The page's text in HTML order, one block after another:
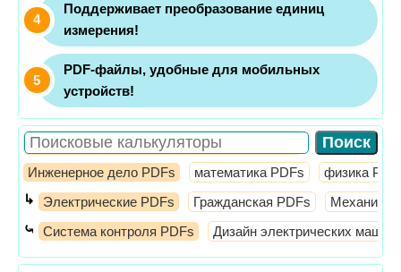
Поддерживает преобразование единиц
измерения!
PDF-файлы, удобные для мобильных
устройств!
Инженерное дело PDFs математика PDFs физика
↳ Электрические PDFs Гражданская PDFs
⤿ Система контроля PDFs Дизайн электрических машин